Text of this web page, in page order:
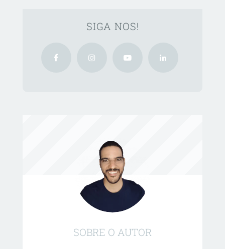
SIGA NOS!
SOBRE O AUTOR